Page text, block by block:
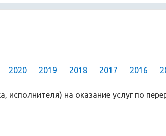
2020 2019 2018 2017 2016
исполнителя) на оказание услуг по